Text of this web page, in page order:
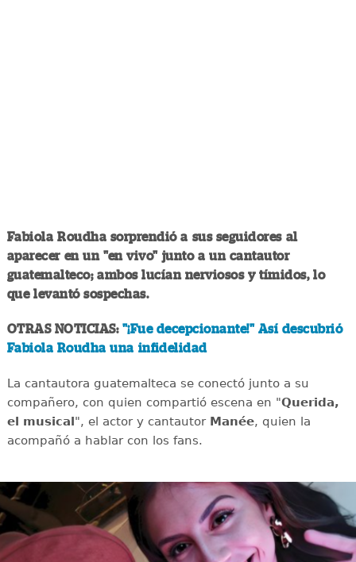
Fabiola Roudha sorprendió a sus seguidores al
aparecer en un "en vivo" junto a un cantautor
guatemalteco; ambos lucían nerviosos y tímidos, lo
que levantó sospechas.
OTRAS NOTICIAS: "¡Fue decepcionante!" Así descubrió
Fabiola Roudha una infidelidad
La cantautora guatemalteca se conectó junto a su
compañero, con quien compartió escena en "Querida,
el musical", el actor y cantautor Manée, quien la
acompañó a hablar con los fans.